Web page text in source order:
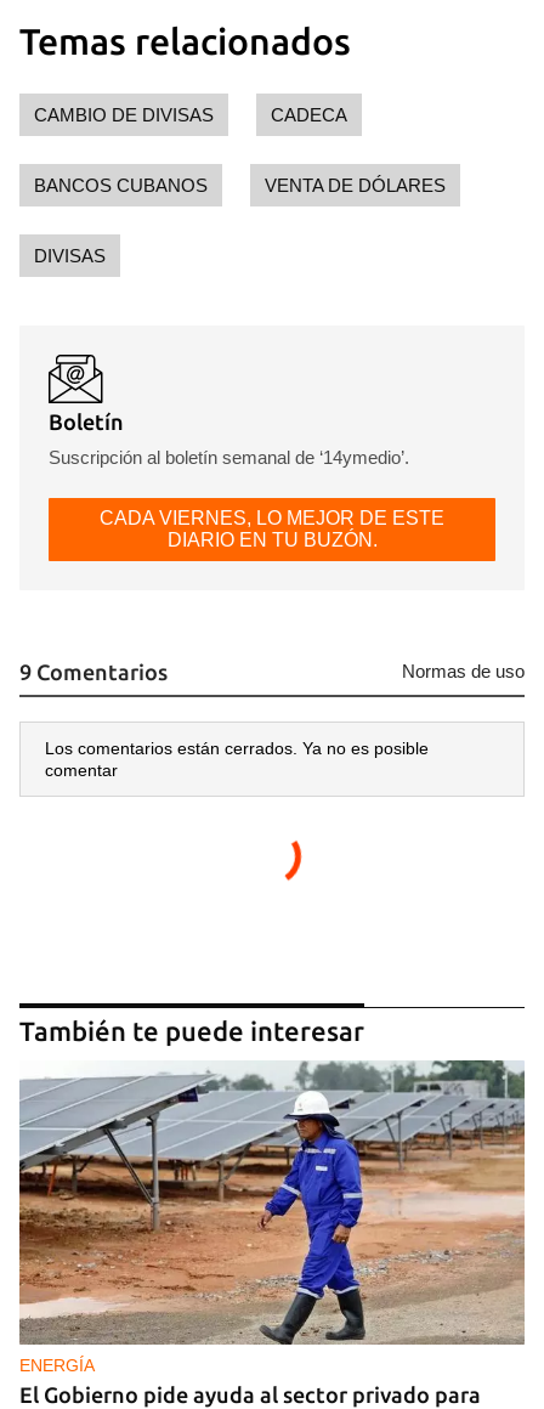
Temas relacionados
CAMBIO DE DIVISAS CADECA
BANCOS CUBANOS VENTA DE DÓLARES
DIVISAS
Boletín
Suscripción al boletín semanal de ‘14ymedio’.
CADA VIERNES, LO MEJOR DE ESTE
DIARIO EN TU BUZÓN.
9 Comentarios Normas de uso
Los comentarios están cerrados. Ya no es posible
comentar
También te puede interesar
ENERGÍA
El Gobierno pide ayuda al sector privado para